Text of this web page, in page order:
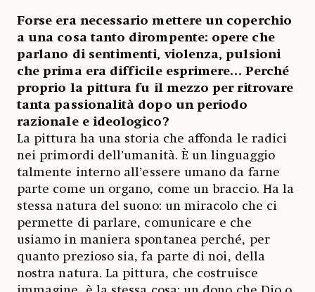
Forse era necessario mettere un coperchio
a una cosa tanto dirompente: opere che
parlano di sentimenti, violenza, pulsioni
che prima era difficile esprimere… Perché
proprio la pittura fu il mezzo per ritrovare
tanta passionalità dopo un periodo
razionale e ideologico?
La pittura ha una storia che affonda le radici
nei primordi dell’umanità. È un linguaggio
talmente interno all’essere umano da farne
parte come un organo, come un braccio. Ha la
stessa natura del suono: un miracolo che ci
permette di parlare, comunicare e che
usiamo in maniera spontanea perché, per
quanto prezioso sia, fa parte di noi, della
nostra natura. La pittura, che costruisce